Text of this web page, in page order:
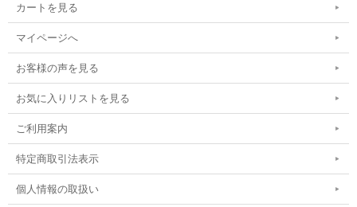
カートを見る
マイページへ
お客様の声を見る
お気に入りリストを見る
ご利用案内
特定商取引法表示
個人情報の取扱い